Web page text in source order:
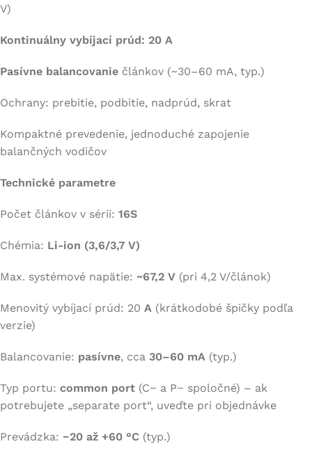
V)
Kontinuálny vybíjací prúd: 20 A
Pasívne balancovanie článkov (~30–60 mA, typ.)
Ochrany: prebitie, podbitie, nadprúd, skrat
Kompaktné prevedenie, jednoduché zapojenie
balančných vodičov
Technické parametre
Počet článkov v sérii: 16S
Chémia: Li-ion (3,6/3,7 V)
Max. systémové napätie: ~67,2 V (pri 4,2 V/článok)
Menovitý vybíjací prúd: 20 A (krátkodobé špičky podľa
verzie)
Balancovanie: pasívne, cca 30–60 mA (typ.)
Typ portu: common port (C− a P− spoločné) – ak
potrebujete „separate port“, uveďte pri objednávke
Prevádzka: −20 až +60 °C (typ.)